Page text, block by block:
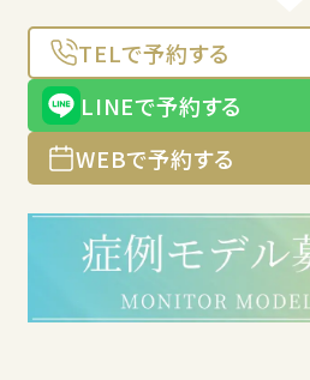
TELで予約する
LINEで予約する
WEBで予約する